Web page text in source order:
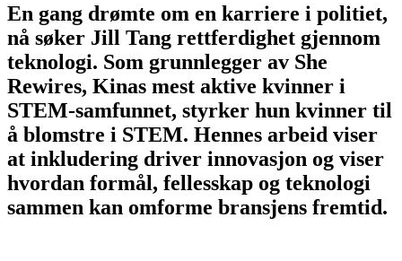
En gang drømte om en karriere i politiet,
nå søker Jill Tang rettferdighet gjennom
teknologi. Som grunnlegger av She
Rewires, Kinas mest aktive kvinner i
STEM-samfunnet, styrker hun kvinner til
å blomstre i STEM. Hennes arbeid viser
at inkludering driver innovasjon og viser
hvordan formål, fellesskap og teknologi
sammen kan omforme bransjens fremtid.